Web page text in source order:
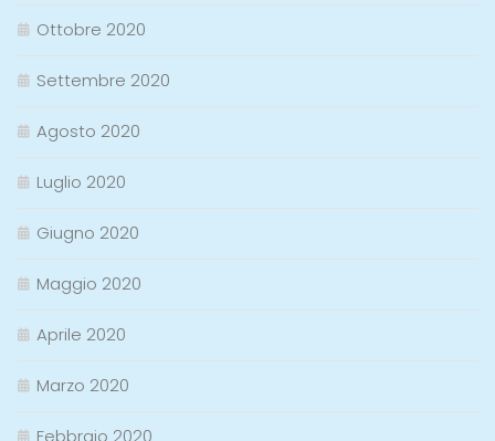
Ottobre 2020
Settembre 2020
Agosto 2020
Luglio 2020
Giugno 2020
Maggio 2020
Aprile 2020
Marzo 2020